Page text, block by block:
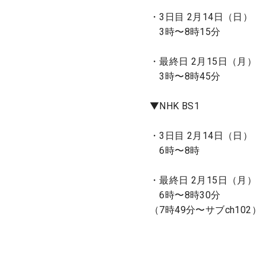
・3日目 2月14日（日）
3時〜8時15分
・最終日 2月15日（月）
3時〜8時45分
▼NHK BS1
・3日目 2月14日（日）
6時〜8時
・最終日 2月15日（月）
6時〜8時30分
（7時49分〜サブch102）